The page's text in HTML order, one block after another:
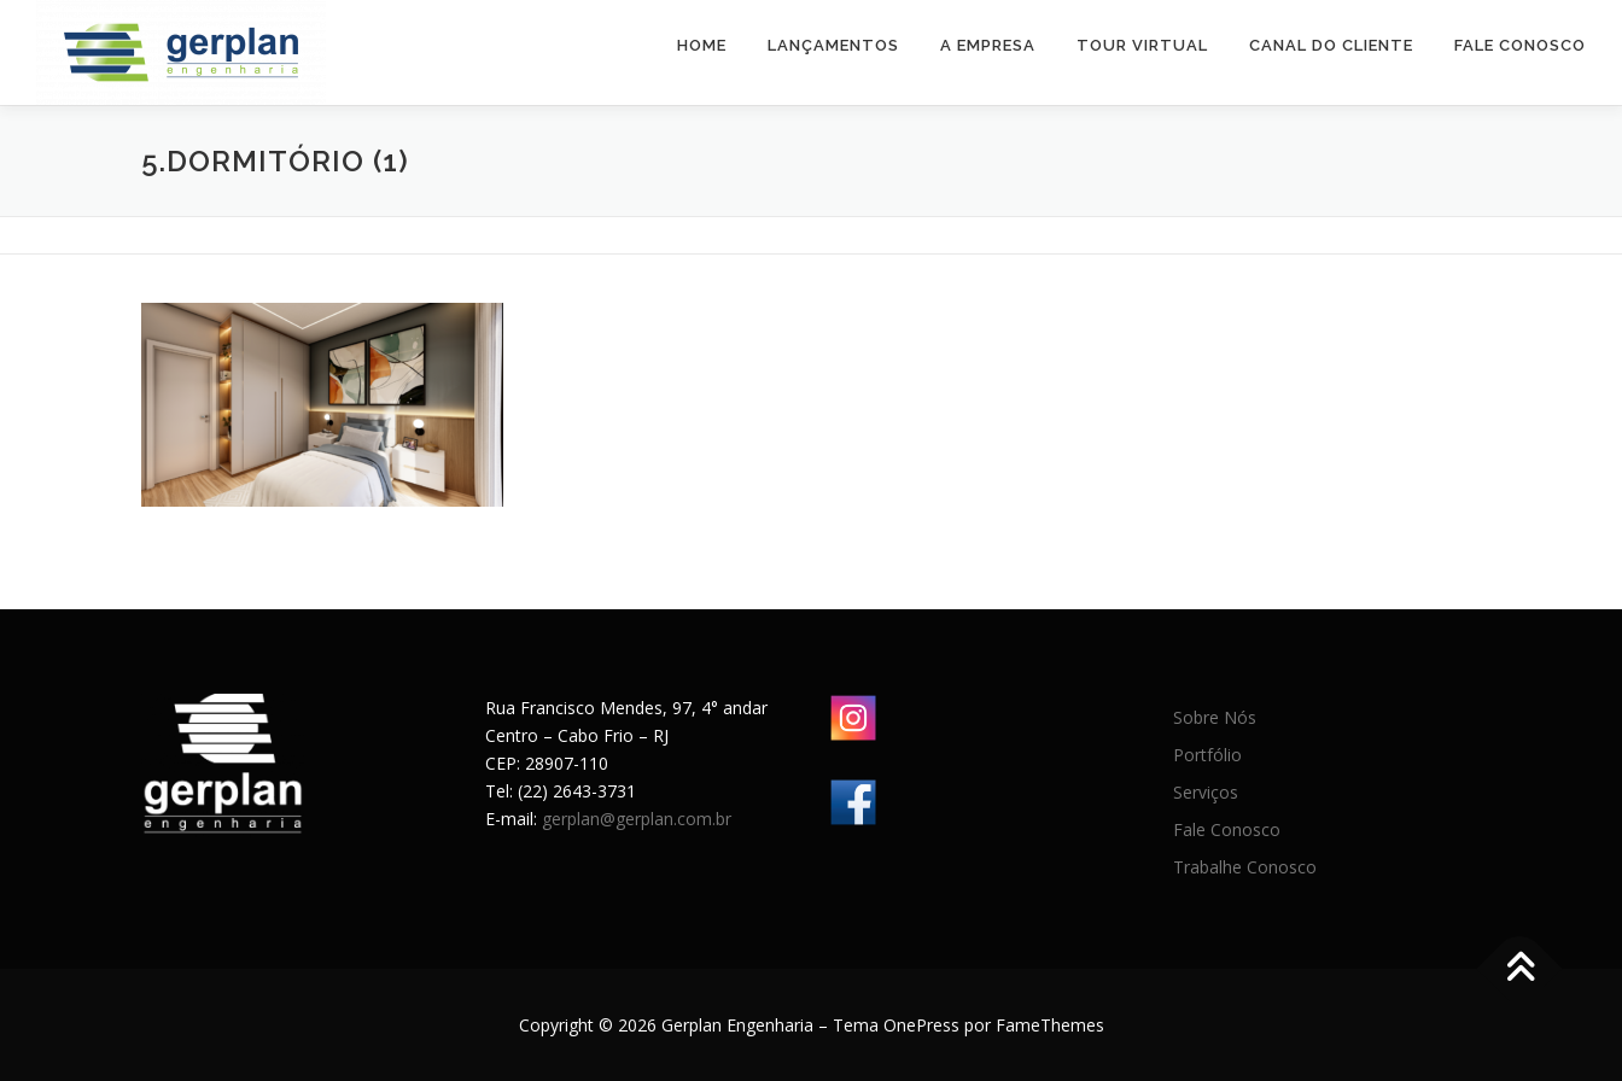
conteúdo
HOME LANÇAMENTOS A EMPRESA TOUR VIRTUAL CANAL DO CLIENTE FALE CONOSCO
5.DORMITÓRIO (1)
Rua Francisco Mendes, 97, 4° andar
Centro – Cabo Frio – RJ
CEP: 28907-110
Tel: (22) 2643-3731
E-mail: gerplan@gerplan.com.br
Sobre Nós
Portfólio
Serviços
Fale Conosco
Trabalhe Conosco
Copyright © 2026 Gerplan Engenharia – Tema OnePress por FameThemes